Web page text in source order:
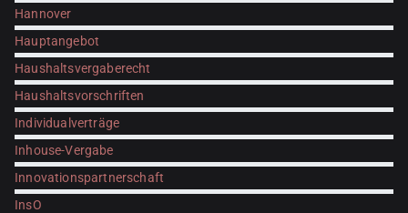
Hannover
Hauptangebot
Haushaltsvergaberecht
Haushaltsvorschriften
Individualverträge
Inhouse-Vergabe
Innovationspartnerschaft
InsO